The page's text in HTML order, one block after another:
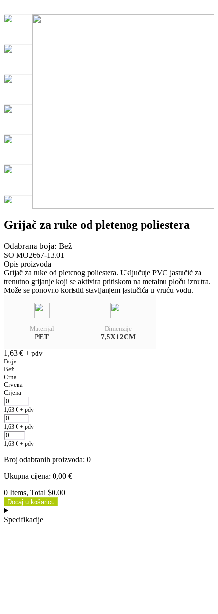
Grijač za ruke od pletenog poliestera
Odabrana boja: Bež
SO MO2667-13.01
Opis proizvoda
Grijač za ruke od pletenog poliestera. Uključuje PVC jastučić za
trenutno grijanje koji se aktivira pritiskom na metalnu ploču iznutra.
Može se ponovno koristiti stavljanjem jastučića u vruću vodu.
Materijal
PET
Dimenzije
7,5X12CM
1,63 € + pdv
Boja
Bež
Crna
Crvena
Cijena
1,63 € + pdv
1,63 € + pdv
1,63 € + pdv
Broj odabranih proizvoda: 0
Ukupna cijena: 0,00 €
0 Items, Total $0.00
Dodaj u košaricu
Specifikacije